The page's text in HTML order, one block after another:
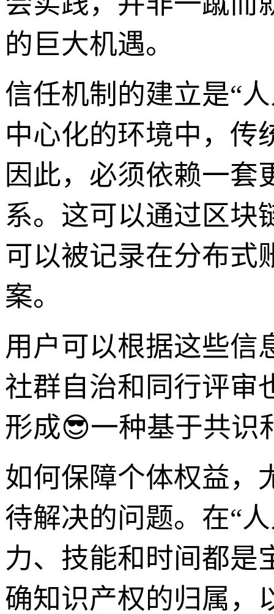
的巨大机遇。
信任机制的建立是“
中心化的环境中，传
因此，必须依赖一套
系。这可以通过区块
可以被记录在分布式
案。
用户可以根据这些信
社群自治和同行评审
形成😎一种基于共识
如何保障个体权益，
待解决的问题。在“
力、技能和时间都是
确知识产权的归属，